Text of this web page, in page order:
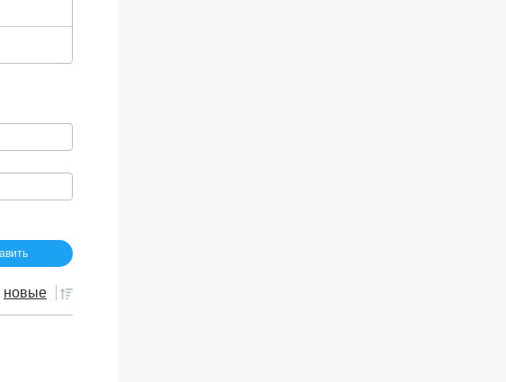
новые